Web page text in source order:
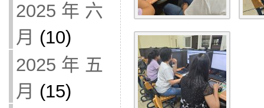
2025 年 六
月 (10)
2025 年 五
月 (15)